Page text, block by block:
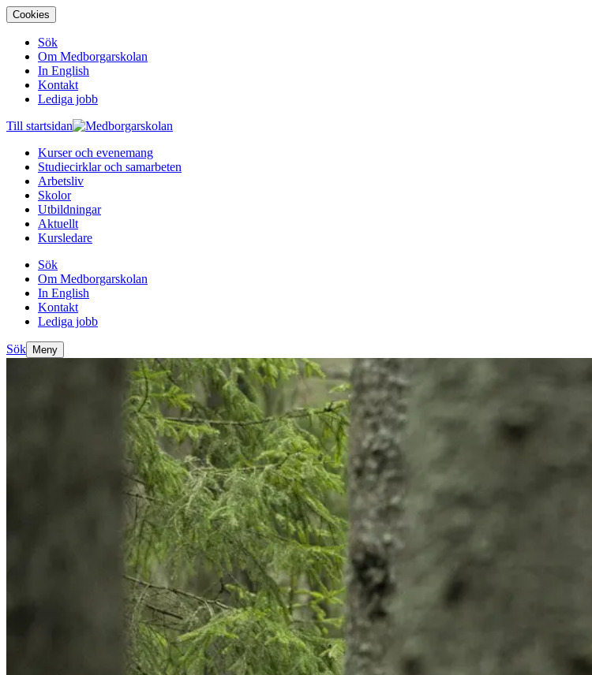
Cookies
Sök
Om Medborgarskolan
In English
Kontakt
Lediga jobb
Till startsidan
Kurser och evenemang
Studiecirklar och samarbeten
Arbetsliv
Skolor
Utbildningar
Aktuellt
Kursledare
Sök
Om Medborgarskolan
In English
Kontakt
Lediga jobb
Sök Meny